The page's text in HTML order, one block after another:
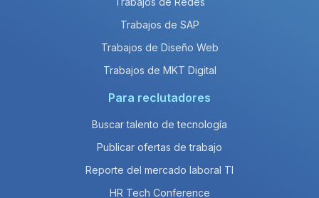
Trabajos de SAP
Trabajos de Diseño Web
Trabajos de MKT Digital
Para reclutadores
Buscar talento de tecnología
Publicar ofertas de trabajo
Reporte del mercado laboral TI
HR Tech Conference